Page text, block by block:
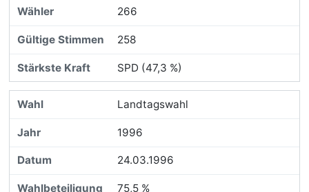
266
258
SPD (47,3 %)
Landtagswahl
1996
24.03.1996
75,5 %